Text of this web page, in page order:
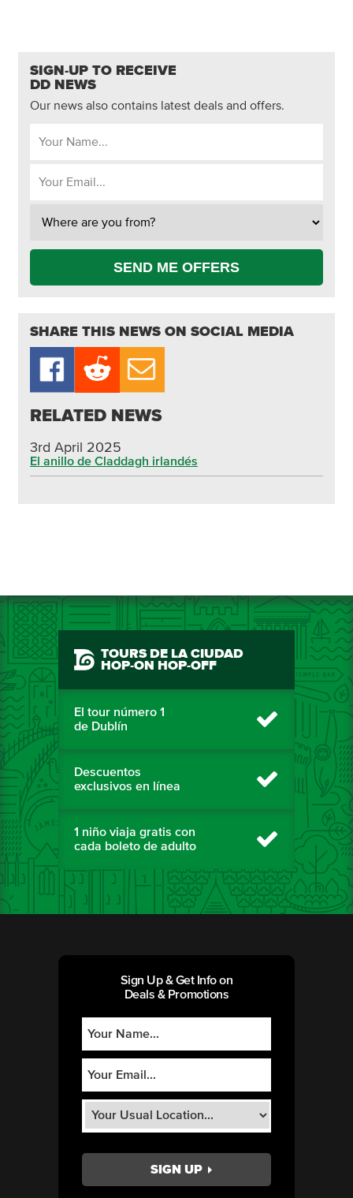
SIGN-UP TO RECEIVE
DD NEWS
Our news also contains latest deals and offers.
SEND ME OFFERS
SHARE THIS NEWS ON SOCIAL MEDIA
RELATED NEWS
3rd April 2025
El anillo de Claddagh irlandés
TOURS DE LA CIUDAD
HOP-ON HOP-OFF
El tour número 1
de Dublín
Descuentos
exclusivos en línea
1 niño viaja gratis con
cada boleto de adulto
Sign Up & Get Info on
Deals & Promotions